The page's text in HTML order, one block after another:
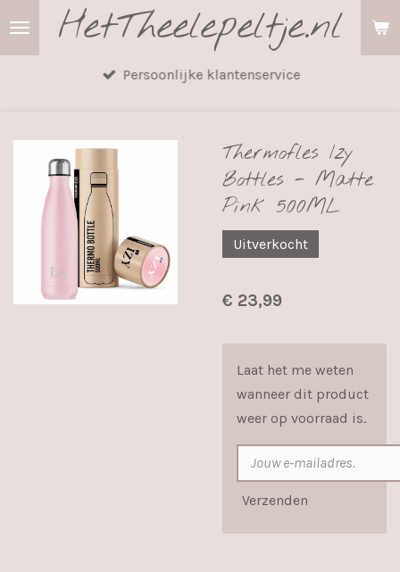
Ga
HetTheelepeltje.nl
Persoonlijke klantenservice
Thermofles Izy
Bottles - Matte
Pink 500ML
Uitverkocht
€ 23,99
Laat het me weten
wanneer dit product
weer op voorraad is.
Verzenden